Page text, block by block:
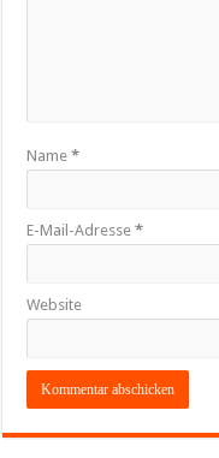
Name*
E-Mail-Adresse*
Website